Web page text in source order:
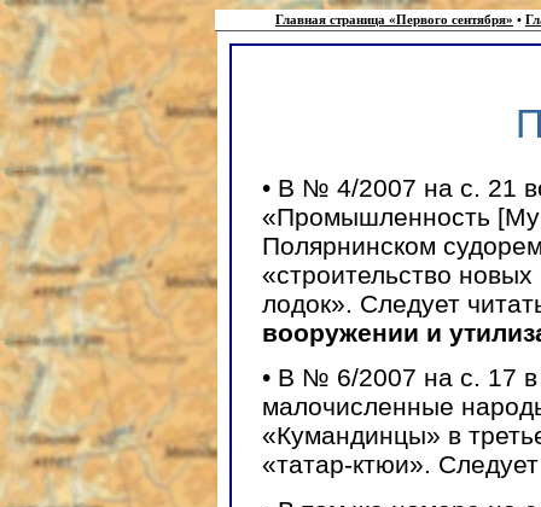
Главная страница «Первого сентября» •
• В № 4/2007 на с. 21
«Промышленность
Полярнинском
«строительство
лодок». Следует
вооружении и
• В № 6/2007 на с. 17
малочисленные
«Кумандинцы» в
«татар-ктюи».